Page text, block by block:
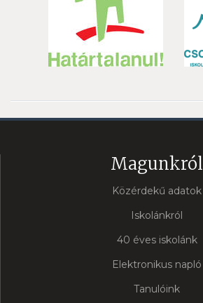
Magunkról
Közérdekű adatok
Iskolánkról
40 éves iskolánk
Elektronikus napló
Tanulóink